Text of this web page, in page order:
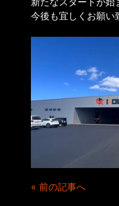
今後も宜しくお願い
« 前の記事へ